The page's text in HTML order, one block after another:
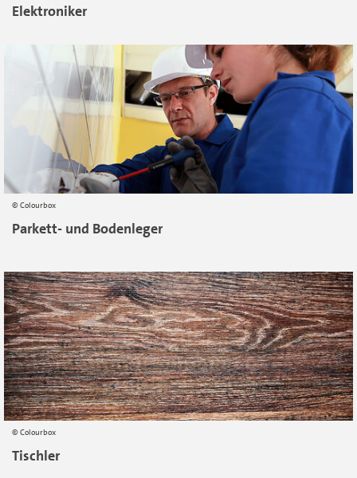
Elektroniker
Colourbox
Parkett- und Bodenleger
Colourbox
Tischler